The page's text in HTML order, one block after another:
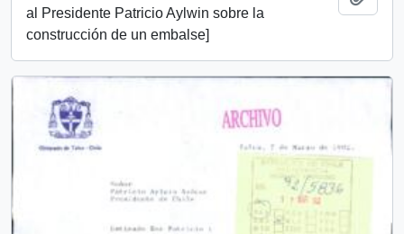
al Presidente Patricio Aylwin sobre la
construcción de un embalse]